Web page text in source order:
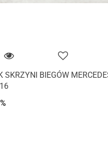
SKRZYNI BIEGÓW